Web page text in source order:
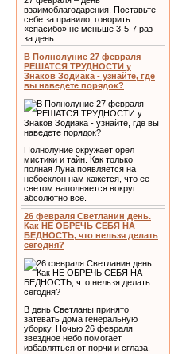
взаимоблагодарения. Поставьте
себе за правило, говорить
«спасибо» не меньше 3-5-7 раз
за день.
В Полнолуние 27 февраля
РЕШАТСЯ ТРУДНОСТИ у
Знаков Зодиака - узнайте, где
вы наведете порядок?
Полнолуние окружает орел
мистики и тайн. Как только
полная Луна появляется на
небосклон нам кажется, что ее
светом наполняется вокруг
абсолютно все.
26 февраля Светланин день.
Как НЕ ОБРЕЧЬ СЕБЯ НА
БЕДНОСТЬ, что нельзя делать
сегодня?
В день Светланы принято
затевать дома генеральную
уборку. Ночью 26 февраля
звездное небо помогает
избавляться от порчи и сглаза.